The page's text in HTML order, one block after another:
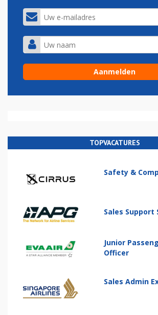
TOPVACATURES
Safety &
Sales Support
Junior
Officer
Sales Admin